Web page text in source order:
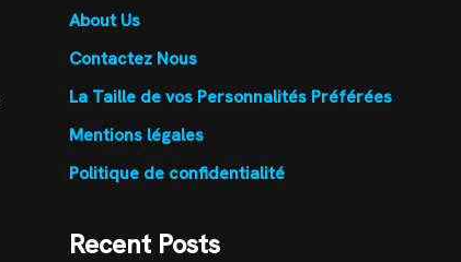
About Us
Contactez Nous
La Taille de vos Personnalités Préférées
Mentions légales
Politique de confidentialité
Recent Posts